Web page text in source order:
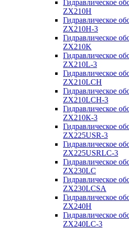
Гидравлическое
ZX210H
Гидравлическое
ZX210H-3
Гидравлическое
ZX210K
Гидравлическое
ZX210L-3
Гидравлическое
ZX210LCH
Гидравлическое
ZX210LCH-3
Гидравлическое
ZX210К-3
Гидравлическое
ZX225USR-3
Гидравлическое
ZX225USRLC-3
Гидравлическое
ZX230LC
Гидравлическое
ZX230LCSA
Гидравлическое
ZX240H
Гидравлическое
ZX240LC-3